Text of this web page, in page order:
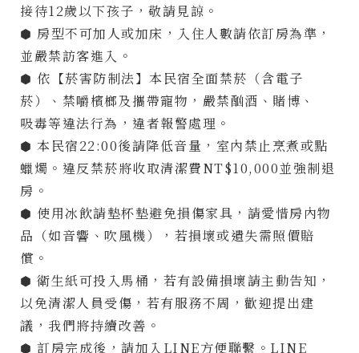
線上訂房
Access
700 台南市
中西區中山路
22號
Open Time
09:00-
20:00
Phone
06-
2225483
Follow
Us
接待12歲以下孩子，敬請見諒。
⬢ 房型不可加人或加床，入住人數請依訂房為準，
並嚴禁訪客進入。
⬢ 依【菸害防制法】本民宿全面禁菸（含電子
菸）、禁嚼檳榔及攜帶寵物，嚴禁酗酒、賭博、
吸毒等違法行為，違者報警處理。
⬢ 本民宿22:00後請降低音量，室內禁止烹煮或點
蠟燭。違反禁菸將收取清潔費NT$10,000並強制退
房。
⬢ 使用冰飲請墊杯墊避免損傷家具，請愛惜房內物
品（如音響、吹風機），若損壞或遺失需照價賠
償。
⬢ 衛生紙可投入馬桶，若有設備損壞請主動告知，
以免清潔人員受傷，若有服務不周，歡迎提出建
議，我們將持續改善。
⬢ 訂房完成後，請加入LINE方便聯繫。LINE